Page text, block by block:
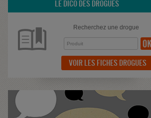
LE DICO DES DROGUES
Recherchez une drogue
VOIR LES FICHES DROGUES